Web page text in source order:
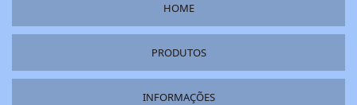
HOME
PRODUTOS
INFORMAÇÕES